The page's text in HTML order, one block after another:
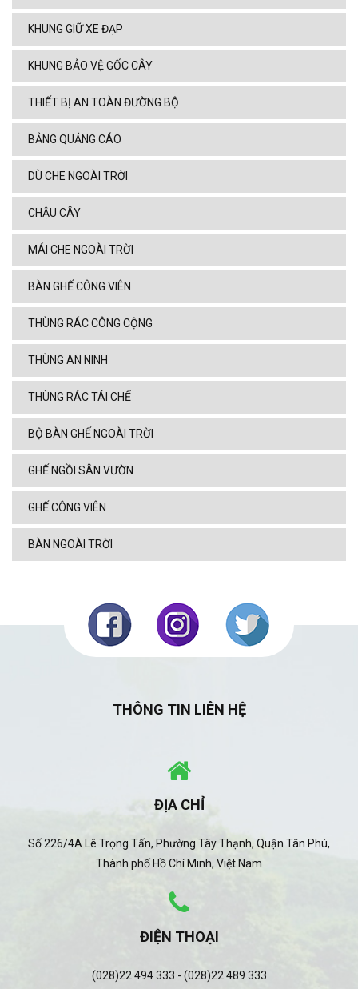
KHUNG GIỮ XE ĐẠP
KHUNG BẢO VỆ GỐC CÂY
THIẾT BỊ AN TOÀN ĐƯỜNG BỘ
BẢNG QUẢNG CÁO
DÙ CHE NGOÀI TRỜI
CHẬU CÂY
MÁI CHE NGOÀI TRỜI
BÀN GHẾ CÔNG VIÊN
THÙNG RÁC CÔNG CỘNG
THÙNG AN NINH
THÙNG RÁC TÁI CHẾ
BỘ BÀN GHẾ NGOÀI TRỜI
GHẾ NGỒI SÂN VƯỜN
GHẾ CÔNG VIÊN
BÀN NGOÀI TRỜI
THÔNG TIN LIÊN HỆ
ĐỊA CHỈ
Số 226/4A Lê Trọng Tấn, Phường Tây Thạnh, Quận Tân Phú,
Thành phố Hồ Chí Minh, Việt Nam
ĐIỆN THOẠI
(028)22 494 333 - (028)22 489 333